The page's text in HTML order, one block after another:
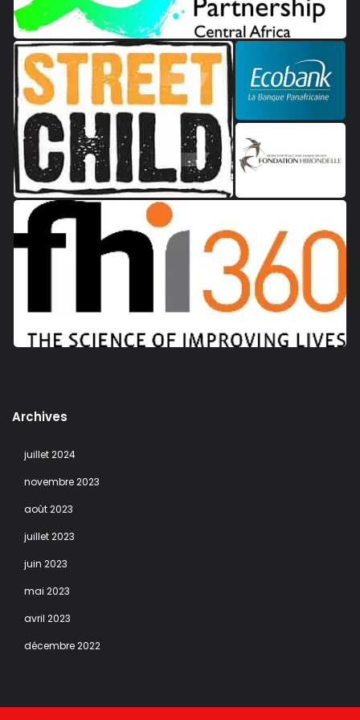
Archives
juillet 2024
novembre 2023
août 2023
juillet 2023
juin 2023
mai 2023
avril 2023
décembre 2022